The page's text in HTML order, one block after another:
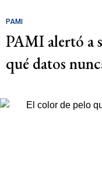
PAMI
PAMI alertó a
qué datos